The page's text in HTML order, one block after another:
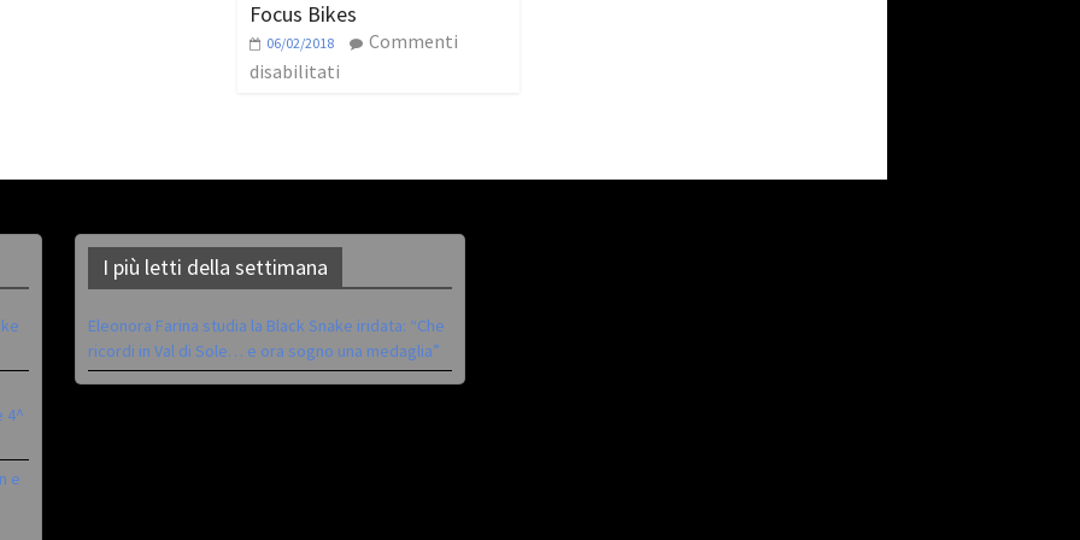
Focus Bikes
06/02/2018
Commenti
disabilitati
4^
e
I più letti della settimana
Eleonora Farina studia la Black Snake iridata: “Che
ricordi in Val di Sole… e ora sogno una medaglia”